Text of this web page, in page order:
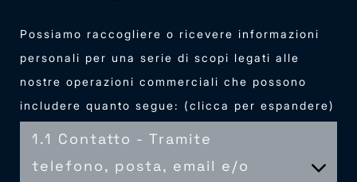
Possiamo raccogliere o ricevere informazioni
personali per una serie di scopi legati alle
nostre operazioni commerciali che possono
includere quanto segue: (clicca per espandere)
1.1 Contatto - Tramite
telefono, posta, email e/o